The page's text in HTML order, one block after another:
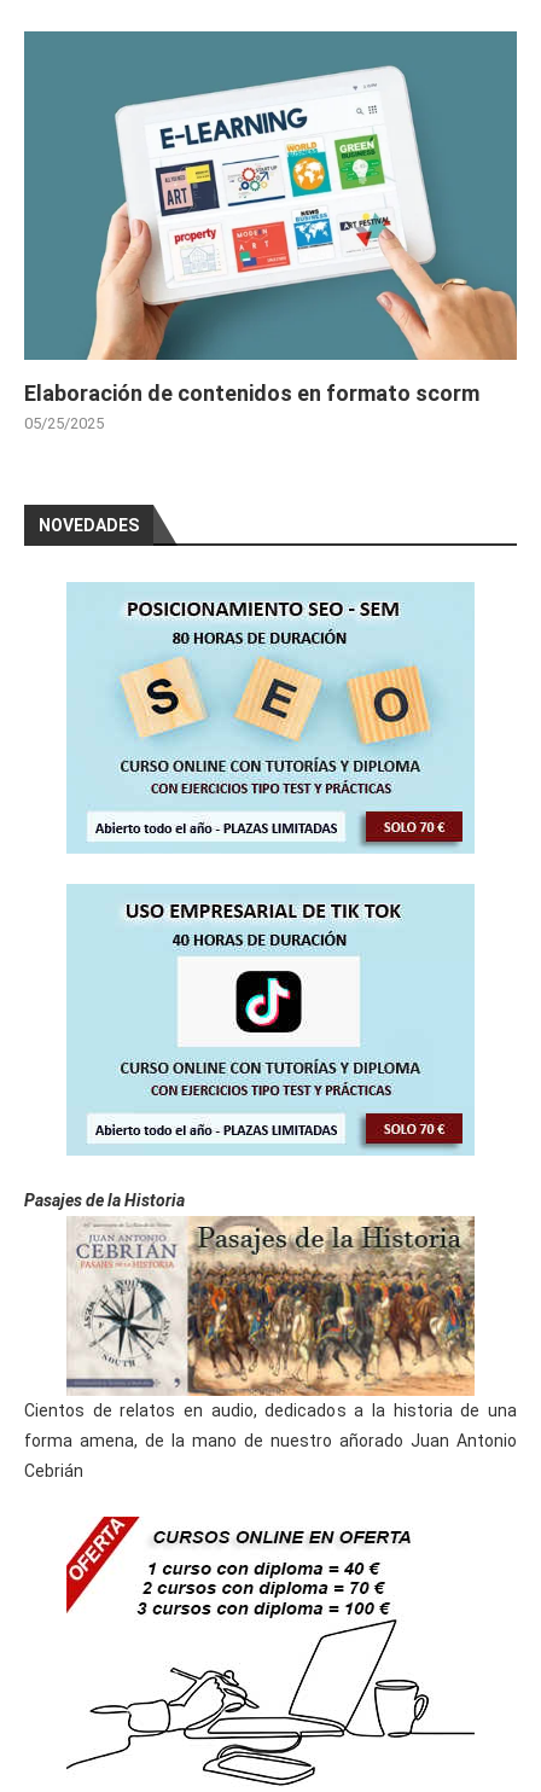
Elaboración de contenidos en formato scorm
05/25/2025
NOVEDADES
Pasajes de la Historia
Cientos de relatos en audio, dedicados a la historia de una
forma amena, de la mano de nuestro añorado Juan Antonio
Cebrián